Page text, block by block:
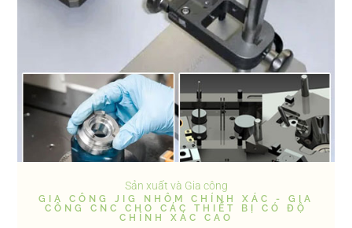
Sản xuất và Gia công
GIA CÔNG JIG NHÔM CHÍNH XÁC - GIA
CÔNG CNC CHO CÁC THIẾT BỊ CÓ ĐỘ
CHÍNH XÁC CAO